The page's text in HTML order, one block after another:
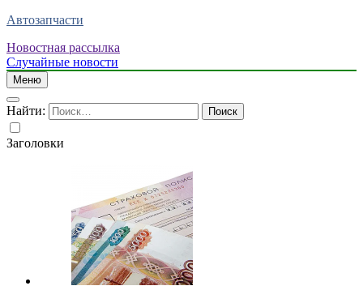
Автозапчасти
Новостная рассылка
Случайные новости
Меню
Найти:
Заголовки